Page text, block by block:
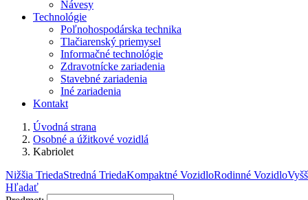
Návesy
Technológie
Poľnohospodárska technika
Tlačiarenský priemysel
Informačné technológie
Zdravotnícke zariadenia
Stavebné zariadenia
Iné zariadenia
Kontakt
Úvodná strana
Osobné a úžitkové vozidlá
Kabriolet
Nižšia TriedaStredná TriedaKompaktné VozidloRodinné Vozidlo
Hľadať